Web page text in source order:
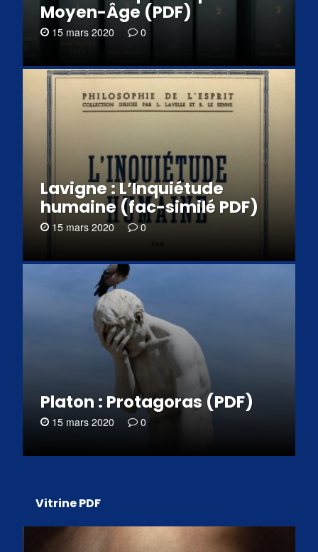
Moyen-Âge (PDF)
15 mars 2020 0
Lavigne : L’Inquiétude
humaine (fac-similé PDF)
15 mars 2020 0
Platon : Protagoras (PDF)
15 mars 2020 0
Vitrine PDF